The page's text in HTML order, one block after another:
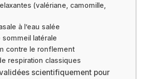
(valériane, camomille,
à l’eau salée
sommeil latérale
contre le ronflement
respiration classiques
scientifiquement pour